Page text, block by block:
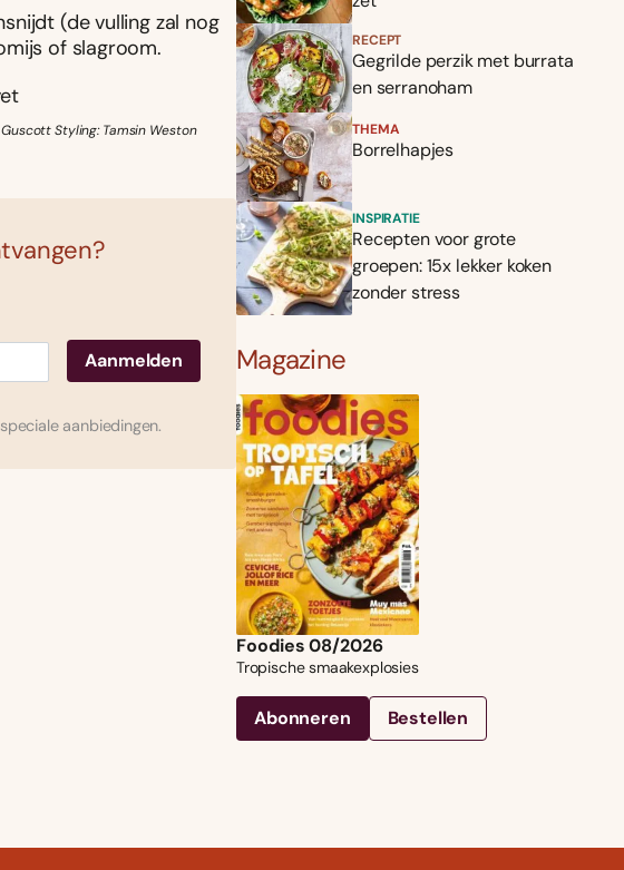
(de vulling zal nog
of slagroom.
Styling: Tamsin Weston
aanbiedingen.
RECEPT
Gegrilde perzik met burrata
en serranoham
THEMA
Borrelhapjes
INSPIRATIE
Recepten voor grote
groepen: 15x lekker koken
zonder stress
Magazine
Foodies 08/2026
Tropische smaakexplosies
Abonneren Bestellen